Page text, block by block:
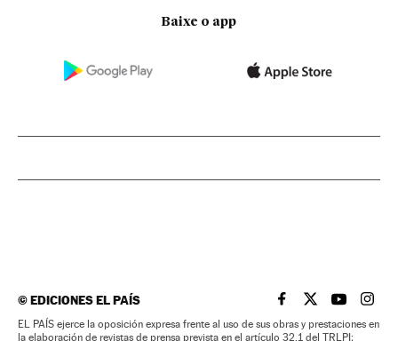
Baixe o app
©EDICIONES EL PAÍS EL PAÍS BRASIL EN
EL PAÍSEL PAÍS
EL
EL PAÍS ejerce la oposición expresa frente al uso de sus obras y prestaciones en
la elaboración de revistas de prensa prevista en el artículo 32.1 del TRLPI;